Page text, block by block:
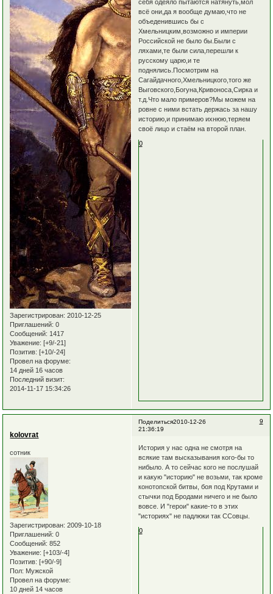
Зарегистрирован: 2010-12-25
Приглашений: 0
Сообщений: 1417
Уважение: [+9/-21]
Позитив: [+10/-24]
Провел на форуме:
14 дней 16 часов
Последний визит:
2014-11-17 15:34:26
себя одеяло пытаются натянуть,мол
всё они,да я вообще думаю,что не
объеденившись бы с
Хмельницким,возможно и империи
Российской не было бы.Были с
ляхами,те были сила,перешли к
русскому царю,и те
поднялись.Посмотрим на
Сагайдачного,Хмельницкого,того же
Выговского,Богуна,Кривоноса,Сирка и
т.д.Что мало примеров?Мы можем на
ровне с ними встать держась за нашу
историю,и принимаю ихнюю,теряем
своё лицо и стаём на второй план.
0
Поделиться 9
2010-12-26
21:36:19
kolovrat
сотник
Зарегистрирован: 2009-10-18
Приглашений: 0
Сообщений: 852
Уважение: [+103/-4]
Позитив: [+90/-9]
Пол: Мужской
Провел на форуме:
10 дней 14 часов
История у нас одна не смотря на
всякие там высказывания кого-бы то
нибыло. А то сейчас кого не послушай
и какую "историю" не возьми, так кроме
конотопской битвы, боя под Крутами и
стычки под Бродами ничего и не было
вовсе. И "герои" какие-то в этих
"историях" не падлюки так ССовцы.
0